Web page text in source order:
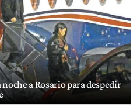
a Rosario para despedir